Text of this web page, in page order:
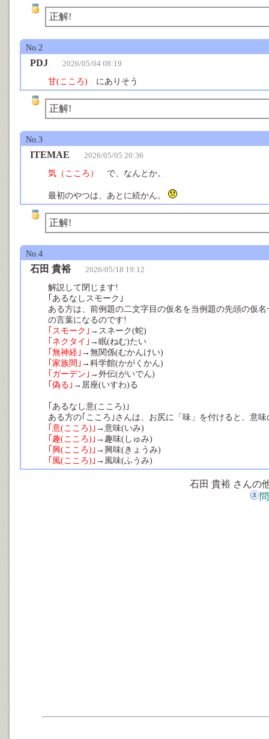
正解!
No.2
PDJ 2026/05/04 08:19
甘(こころ) にありそう
正解!
No.3
ITEMAE 2026/05/05 20:36
気（こころ） で、なんとか。
最初のやつは、あとに続かん。
正解!
No.4
石田 貴裕 2026/05/18 19:12
解説して閉じます!
｢あるなしスモーク｣
ある方は、前例題の二文字目の仮名を当例題の先頭の仮
の言葉になるのです!
｢スモーク｣ →スネーク(蛇)
｢ネクタイ｣ →眠(ねむ)たい
｢無神経｣ →無関係(むかんけい)
｢家族間｣ →科学館(かがくかん)
｢ガーデン｣ →外伝(がいでん)
｢偽る｣ →居座(いすわ)る
｢あるなし意(こころ)｣
ある方の｢こころ｣さんは、お尻に「味」を付けると、意
｢意(こころ)｣ →意味(いみ)
｢趣(こころ)｣ →趣味(しゅみ)
｢興(こころ)｣ →興味(きょうみ)
｢風(こころ)｣ →風味(ふうみ)
石田 貴裕 さんの